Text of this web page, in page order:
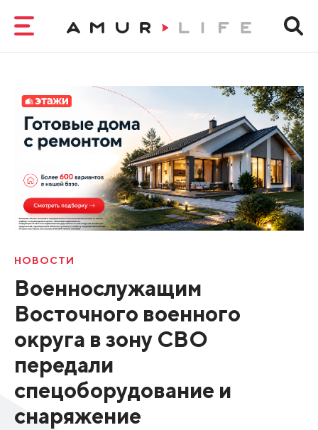
НОВОСТИ
Военнослужащим
Восточного военного
округа в зону СВО
передали
спецоборудование и
снаряжение